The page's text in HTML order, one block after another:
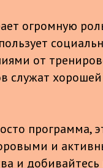
огромную
от
служат
программа,
и
и